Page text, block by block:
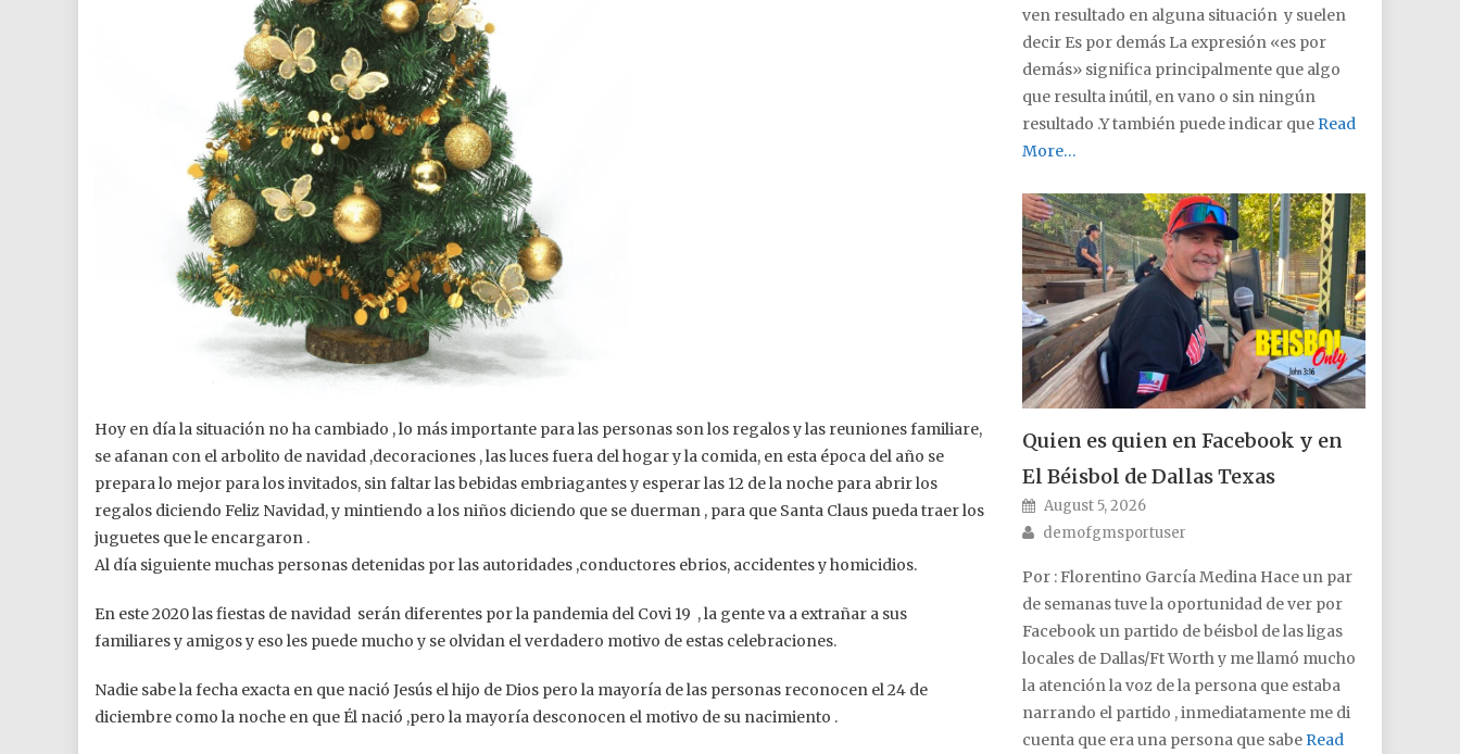
Hoy en día la situación no ha cambiado , lo más importante para las personas son los regalos y las reuniones familiare,
se afanan con el arbolito de navidad ,decoraciones , las luces fuera del hogar y la comida, en esta época del año se
prepara lo mejor para los invitados, sin faltar las bebidas embriagantes y esperar las 12 de la noche para abrir los
regalos diciendo Feliz Navidad, y mintiendo a los niños diciendo que se duerman , para que Santa Claus pueda traer los
juguetes que le encargaron .
Al día siguiente muchas personas detenidas por las autoridades ,conductores ebrios, accidentes y homicidios.
En este 2020 las fiestas de navidad serán diferentes por la pandemia del Covi 19 , la gente va a extrañar a sus
familiares y amigos y eso les puede mucho y se olvidan el verdadero motivo de estas celebraciones.
Nadie sabe la fecha exacta en que nació Jesús el hijo de Dios pero la mayoría de las personas reconocen el 24 de
diciembre como la noche en que Él nació ,pero la mayoría desconocen el motivo de su nacimiento .
ven resultado en alguna situación y suelen
decir Es por demás La expresión «es por
demás» significa principalmente que algo
que resulta inútil, en vano o sin ningún
resultado .Y también puede indicar que Read
More…
Quien es quien en Facebook y en
El Béisbol de Dallas Texas
Posted on
August 5, 2026
Author
demofgmsportuser
Por : Florentino García Medina Hace un par
de semanas tuve la oportunidad de ver por
Facebook un partido de béisbol de las ligas
locales de Dallas/Ft Worth y me llamó mucho
la atención la voz de la persona que estaba
narrando el partido , inmediatamente me di
cuenta que era una persona que sabe Read